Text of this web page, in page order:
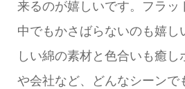
来るのが嬉しいです。フラッ
中でもかさばらないのも嬉し
しい綿の素材と色合いも癒
や会社など、どんなシーンで